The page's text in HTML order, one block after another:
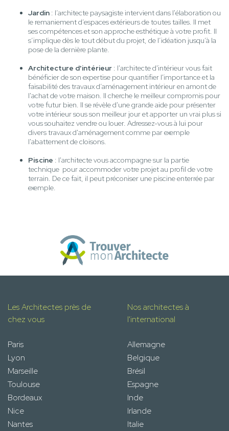
Jardin : l’architecte paysagiste intervient dans l'élaboration ou
le remaniement d’espaces extérieurs de toutes tailles. Il met
ses compétences et son approche esthétique à votre profit. Il
s’implique dès le tout début du projet, de l’idéation jusqu’à la
pose de la dernière plante.
Architecture d'intérieur : l'architecte d'intérieur vous fait
bénéficier de son expertise pour quantifier l'importance et la
faisabilité des travaux d’aménagement intérieur en amont de
l'achat de votre maison. Il cherche le meilleur compromis pour
votre futur bien. Il se révèle d'une grande aide pour présenter
votre intérieur sous son meilleur jour et apporter un vrai plus si
vous souhaitez vendre ou louer. Adressez-vous à lui pour
divers travaux d'aménagement comme par exemple
l'abattement de cloisons.
Piscine : l'architecte vous accompagne sur la partie
technique pour accommoder votre projet au profil de votre
terrain. De ce fait, il peut préconiser une piscine enterrée par
exemple.
Les Architectes près de
chez vous
Paris
Lyon
Marseille
Toulouse
Bordeaux
Nice
Nantes
Nos architectes à
l'international
Allemagne
Belgique
Brésil
Espagne
Inde
Irlande
Italie